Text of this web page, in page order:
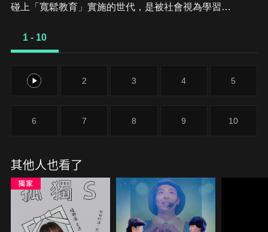
碰上「寬鬆教育」實施的世代，是被社會視為學習能
的首批寬鬆世代，因業績不佳被降職的普通上班族坂
的夾擊下努力殺出血路，活出自我。
1 - 10
1 2 3 4 5
6 7 8 9 10
其他人也看了